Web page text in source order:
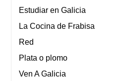
Estudiar en Galicia
La Cocina de Frabisa
Red
Plata o plomo
Ven A Galicia